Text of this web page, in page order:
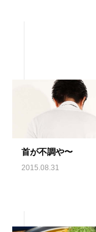
首が不調や〜
2015.08.31